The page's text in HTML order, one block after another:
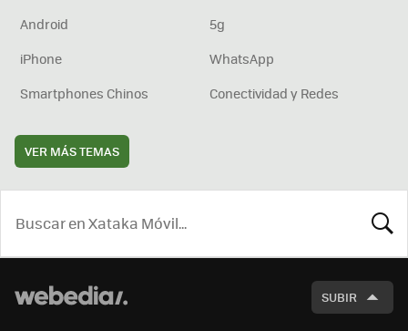
Android
5g
iPhone
WhatsApp
Smartphones Chinos
Conectividad y Redes
VER MÁS TEMAS
SUBIR